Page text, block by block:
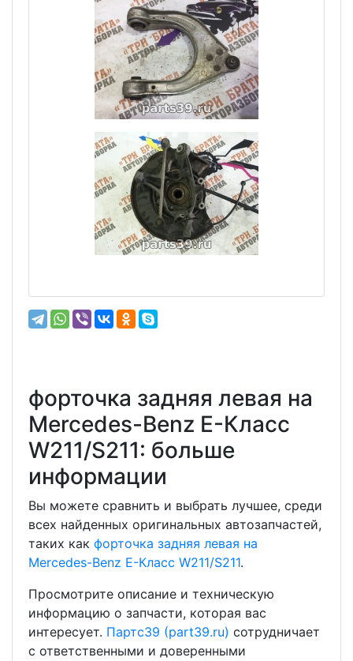
форточка задняя левая на
Mercedes-Benz E-Класс
W211/S211: больше
информации
Вы можете сравнить и выбрать лучшее, среди
всех найденных оригинальных автозапчастей,
таких как форточка задняя левая на
Mercedes-Benz E-Класс W211/S211.
Просмотрите описание и техническую
информацию о запчасти, которая вас
интересует. Партс39 (part39.ru) сотрудничает
с ответственными и доверенными